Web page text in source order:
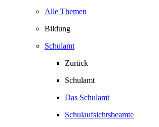
Alle Themen
Bildung
Schulamt
Zurück
Schulamt
Das Schulamt
Schulaufsichtsbeamte